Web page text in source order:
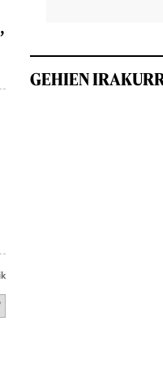
GEHIEN